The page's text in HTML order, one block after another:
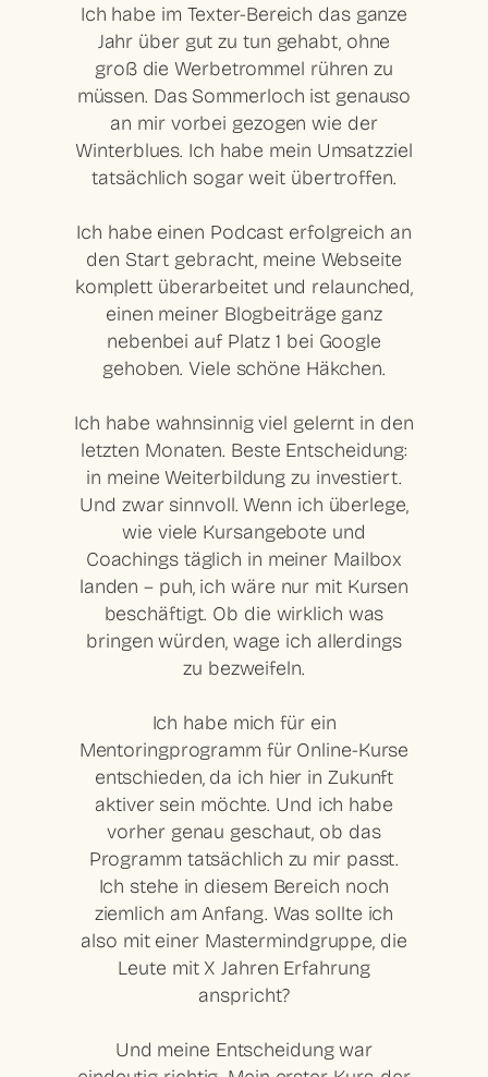
Ich habe im Texter-Bereich das ganze
Jahr über gut zu tun gehabt, ohne
groß die Werbetrommel rühren zu
müssen. Das Sommerloch ist genauso
an mir vorbei gezogen wie der
Winterblues. Ich habe mein Umsatzziel
tatsächlich sogar weit übertroffen.
Ich habe einen Podcast erfolgreich an
den Start gebracht, meine Webseite
komplett überarbeitet und relaunched,
einen meiner Blogbeiträge ganz
nebenbei auf Platz 1 bei Google
gehoben. Viele schöne Häkchen.
Ich habe wahnsinnig viel gelernt in den
letzten Monaten. Beste Entscheidung:
in meine Weiterbildung zu investiert.
Und zwar sinnvoll. Wenn ich überlege,
wie viele Kursangebote und
Coachings täglich in meiner Mailbox
landen – puh, ich wäre nur mit Kursen
beschäftigt. Ob die wirklich was
bringen würden, wage ich allerdings
zu bezweifeln.
Ich habe mich für ein
Mentoringprogramm für Online-Kurse
entschieden, da ich hier in Zukunft
aktiver sein möchte. Und ich habe
vorher genau geschaut, ob das
Programm tatsächlich zu mir passt.
Ich stehe in diesem Bereich noch
ziemlich am Anfang. Was sollte ich
also mit einer Mastermindgruppe, die
Leute mit X Jahren Erfahrung
anspricht?
Und meine Entscheidung war